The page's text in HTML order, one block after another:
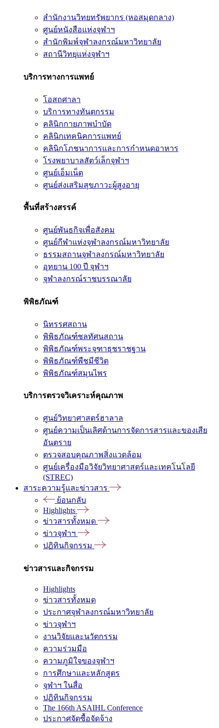
สำนักงานวิทยทรัพยากร (หอสมุดกลาง)
ศูนย์หนังสือแห่งจุฬาฯ
สำนักพิมพ์จุฬาลงกรณ์มหาวิทยาลัย
สถานีวิทยุแห่งจุฬาฯ
บริการทางการแพทย์
โอสถศาลา
บริการทางทันตกรรม
คลินิกกายภาพบำบัด
คลินิกเทคนิคการแพทย์
คลินิกโภชนาการและการกำหนดอาหาร
โรงพยาบาลสัตว์เล็กจุฬาฯ
ศูนย์เอ็มเน็ต
ศูนย์ส่งเสริมสุขภาวะผู้สูงอายุ
พื้นที่สร้างสรรค์
ศูนย์พันธกิจเพื่อสังคม
ศูนย์กีฬาแห่งจุฬาลงกรณ์มหาวิทยาลัย
ธรรมสถานจุฬาลงกรณ์มหาวิทยาลัย
อุทยาน 100 ปี จุฬาฯ
จุฬาลงกรณ์ราชบรรณาลัย
พิพิธภัณฑ์
นิทรรศสถาน
พิพิธภัณฑ์ชลทัศนสถาน
พิพิธภัณฑ์พระจุฑาธุชราชฐาน
พิพิธภัณฑ์พืชมีชีวิต
พิพิธภัณฑ์สมุนไพร
บริการตรวจวิเคราะห์คุณภาพ
ศูนย์วิทยาศาสตร์ฮาลาล
ศูนย์ความเป็นเลิศด้านการจัดการสารและของเสีย
อันตราย
ตรวจสอบคุณภาพสิ่งแวดล้อม
ศูนย์เครื่องมือวิจัยวิทยาศาสตร์และเทคโนโลยี
(STREC)
สาระความรู้และข่าวสาร
ย้อนกลับ
Highlights
ข่าวสารทั้งหมด
ข่าวจุฬาฯ
ปฏิทินกิจกรรม
ข่าวสารและกิจกรรม
Highlights
ข่าวสารทั้งหมด
ประกาศจุฬาลงกรณ์มหาวิทยาลัย
ข่าวจุฬาฯ
งานวิจัยและนวัตกรรม
ความร่วมมือ
ความภูมิใจของจุฬาฯ
การศึกษาและหลักสูตร
จุฬาฯ ในสื่อ
ปฏิทินกิจกรรม
The 166th ASAIHL Conference
ประกาศจัดซื้อจัดจ้าง